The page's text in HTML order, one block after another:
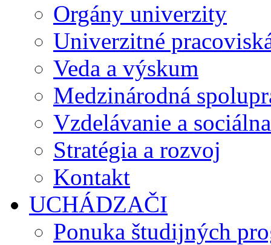
Orgány univerzity
Univerzitné
Veda a výskum
Medzinárodná
Vzdelávanie a
Stratégia a rozvoj
Kontakt
UCHÁDZAČI
Ponuka študijných